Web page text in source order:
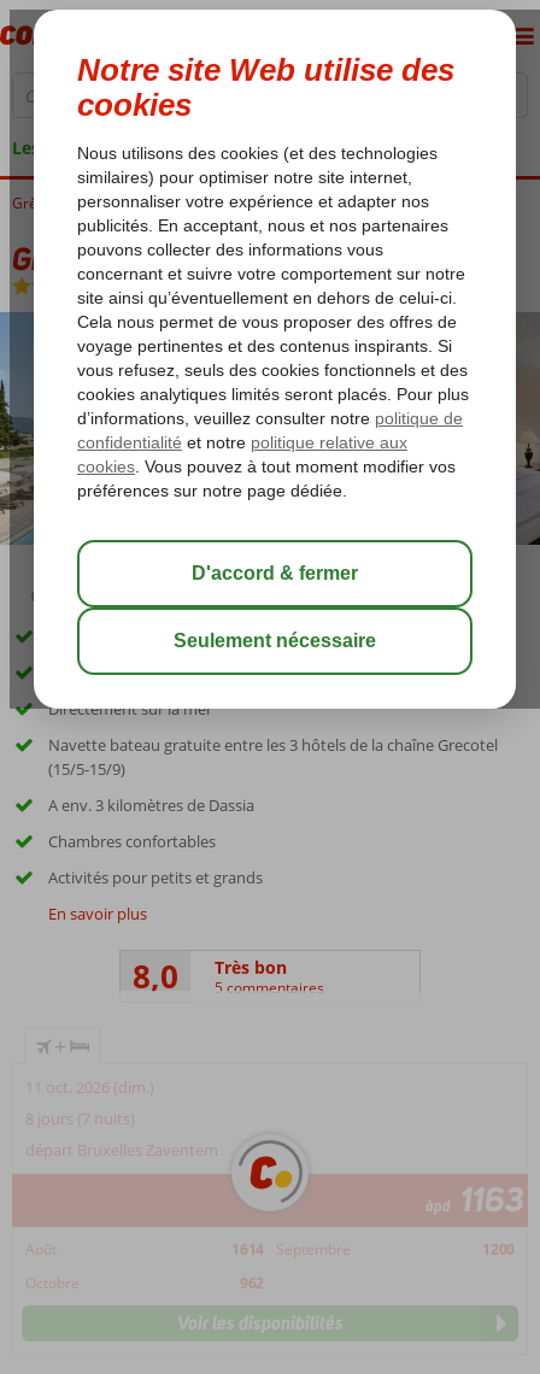
Les garanties de vacances
Grèce Corfu Dassia Grecotel LUXME Daphnila Bay
Grecotel LUXME Daphnila Bay
All Inclusive-Hôtel
02:50 sauver
De la célèbre chaîne Grecotel
Très complet LUX.ME Tout Inclus
Directement sur la mer
Navette bateau gratuite entre les 3 hôtels de la chaîne Grecotel
(15/5-15/9)
A env. 3 kilomètres de Dassia
Chambres confortables
Activités pour petits et grands
En savoir plus
8,0 Très bon
5 commentaires
+
11 oct. 2026 (dim.)
8 jours (7 nuits)
départ Bruxelles Zaventem
àpd 1163
Août 1614 Septembre
1200
Octobre
962
Voir les disponibilités